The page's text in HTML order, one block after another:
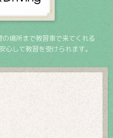
場所まで教習車で来てくれる
心して教習を受けられます。